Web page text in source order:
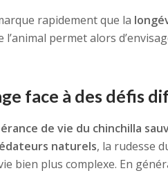
rapidement que la
l’animal permet alors
face à des défis
de vie du chinchilla
naturels, la rudesse
bien plus complexe. En